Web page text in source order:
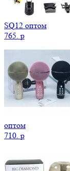
SQ12 оптом
765. p
оптом
710. p